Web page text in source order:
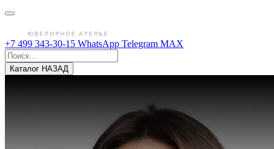
+7 499 343-30-15 WhatsApp Telegram MAX
Каталог НАЗАД